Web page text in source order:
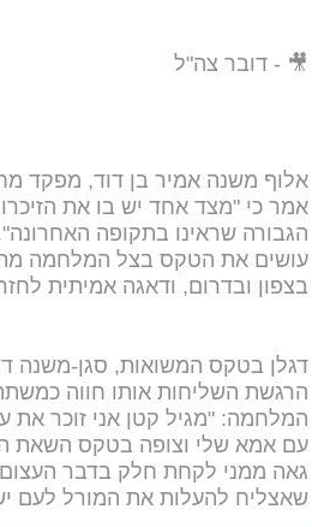
🎥 - דובר צה"ל
אלוף משנה אמיר בן דוד, מפקד
אמר כי "מצד אחד יש בו את
הגבורה שראינו בתקופה
עושים את הטקס בצל המלחמה
בצפון ובדרום, ודאגה אמיתית
דגלן בטקס המשואות, סגן-משנה
הרגשת השליחות אותו חווה
המלחמה: "מגיל קטן אני זוכר את
עם אמא שלי וצופה בטקס השאת
גאה ממני לקחת חלק בדבר העצום
שאצליח להעלות את המורל לעם